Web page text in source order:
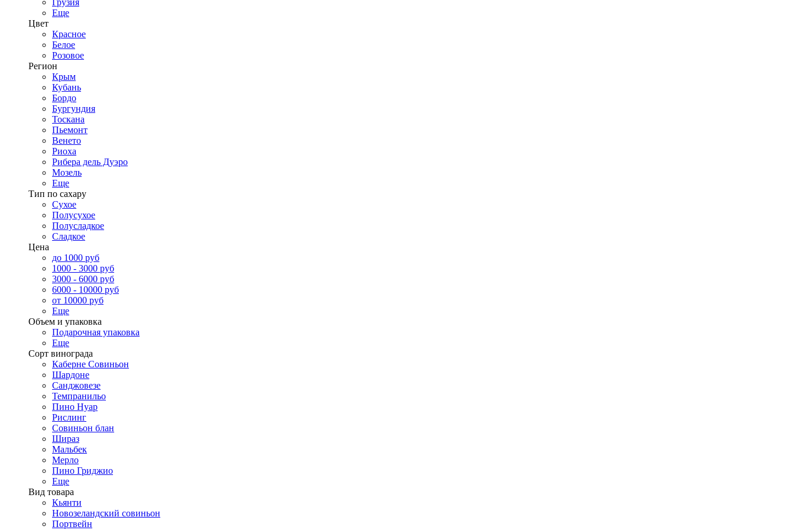
Грузия
Еще
Цвет
Красное
Белое
Розовое
Регион
Крым
Кубань
Бордо
Бургундия
Тоскана
Пьемонт
Венето
Риоха
Рибера дель Дуэро
Мозель
Еще
Тип по сахару
Сухое
Полусухое
Полусладкое
Сладкое
Цена
до 1000 руб
1000 - 3000 руб
3000 - 6000 руб
6000 - 10000 руб
от 10000 руб
Еще
Объем и упаковка
Подарочная упаковка
Еще
Сорт винограда
Каберне Совиньон
Шардоне
Санджовезе
Темпранильо
Пино Нуар
Рислинг
Совиньон блан
Шираз
Мальбек
Мерло
Пино Гриджио
Еще
Вид товара
Кьянти
Новозеландский совиньон
Портвейн